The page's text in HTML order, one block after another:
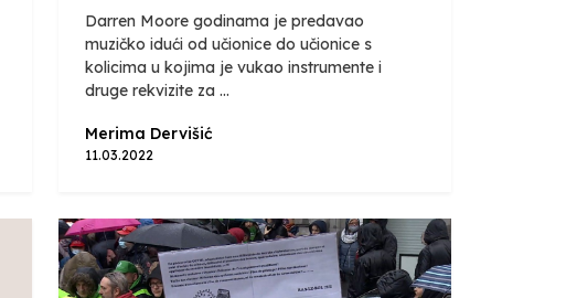
Darren Moore godinama je predavao
muzičko idući od učionice do učionice s
kolicima u kojima je vukao instrumente i
druge rekvizite za ...
Merima Dervišić
11.03.2022